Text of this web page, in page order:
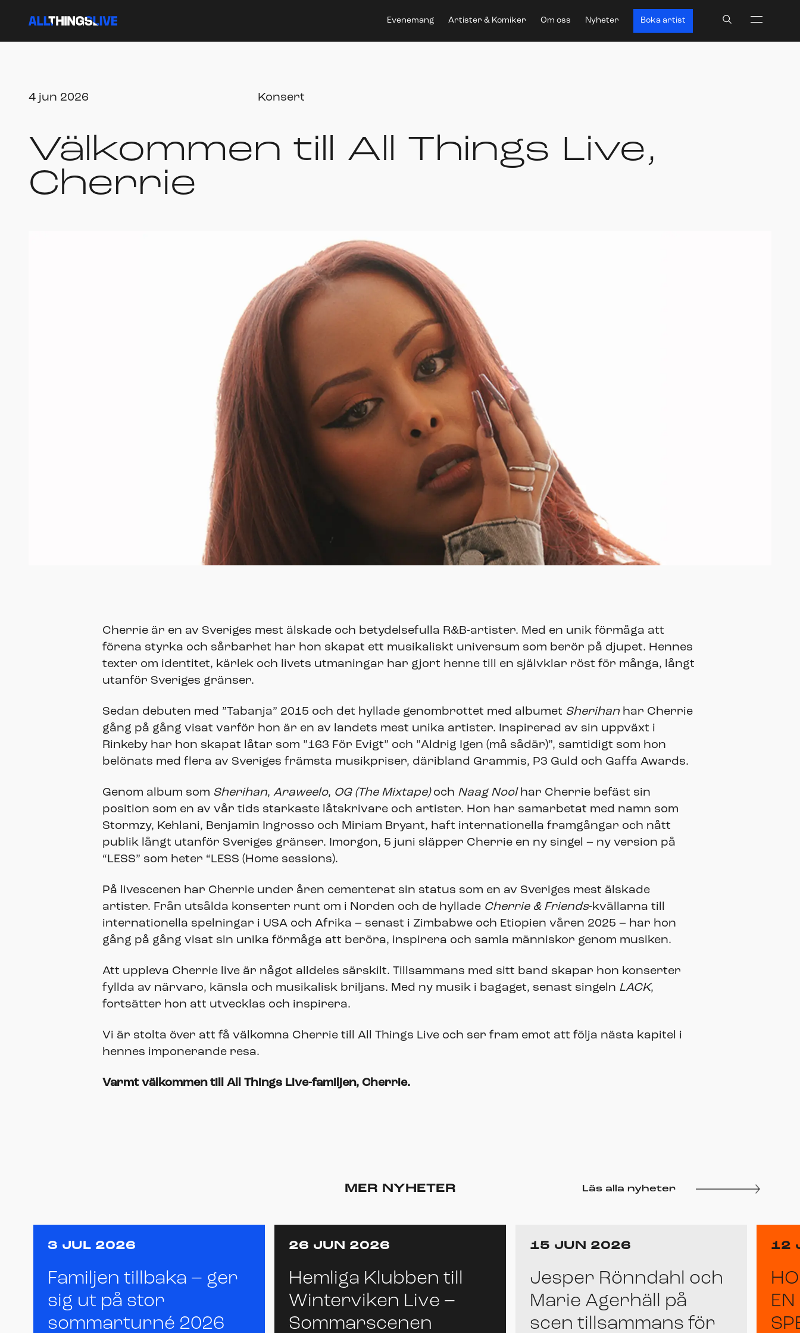
Evenemang Artister & Komiker Om oss Nyheter Boka artist
4 jun 2026 Konsert
Välkommen till All Things Live,
Cherrie
Cherrie är en av Sveriges mest älskade och betydelsefulla R&B-artister. Med en unik förmåga att
förena styrka och sårbarhet har hon skapat ett musikaliskt universum som berör på djupet. Hennes
texter om identitet, kärlek och livets utmaningar har gjort henne till en självklar röst för många, långt
utanför Sveriges gränser.
Sedan debuten med ”Tabanja” 2015 och det hyllade genombrottet med albumet Sherihan har Cherrie
gång på gång visat varför hon är en av landets mest unika artister. Inspirerad av sin uppväxt i
Rinkeby har hon skapat låtar som ”163 För Evigt” och ”Aldrig Igen (må sådär)”, samtidigt som hon
belönats med flera av Sveriges främsta musikpriser, däribland Grammis, P3 Guld och Gaffa Awards.
Genom album som Sherihan, Araweelo, OG (The Mixtape)och Naag Noolhar Cherrie befäst sin
position som en av vår tids starkaste låtskrivare och artister. Hon har samarbetat med namn som
Stormzy, Kehlani, Benjamin Ingrosso och Miriam Bryant, haft internationella framgångar och nått
publik långt utanför Sveriges gränser. Imorgon, 5 juni släpper Cherrie en ny singel – ny version på
“LESS” som heter “LESS (Home sessions).
På livescenen har Cherrie under åren cementerat sin status som en av Sveriges mest älskade
artister. Från utsålda konserter runt om i Norden och de hyllade Cherrie & Friends-kvällarna till
internationella spelningar i USA och Afrika – senast i Zimbabwe och Etiopien våren 2025 – har hon
gång på gång visat sin unika förmåga att beröra, inspirera och samla människor genom musiken.
Att uppleva Cherrie live är något alldeles särskilt. Tillsammans med sitt band skapar hon konserter
fyllda av närvaro, känsla och musikalisk briljans. Med ny musik i bagaget, senast singeln LACK,
fortsätter hon att utvecklas och inspirera.
Vi är stolta över att få välkomna Cherrie till All Things Live och ser fram emot att följa nästa kapitel i
hennes imponerande resa.
Varmt välkommen till All Things Live-familjen, Cherrie.
MER NYHETER Läs alla nyheter
3 JUL 2026
Familjen tillbaka – ger
sig ut på stor
sommarturné 2026
26 JUN 2026
Hemliga Klubben till
Winterviken Live –
Sommarscenen
15 JUN 2026
Jesper Rönndahl och
Marie Agerhäll på
scen tillsammans för
12